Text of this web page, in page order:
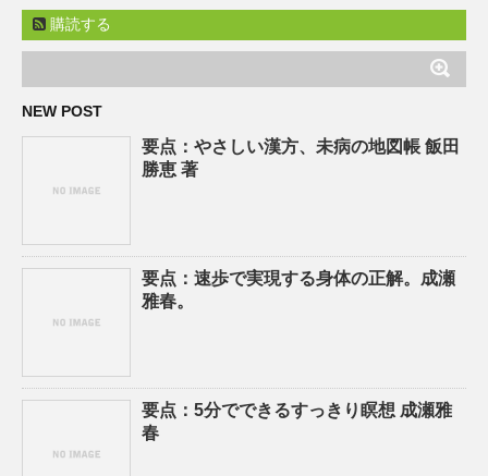
購読する
NEW POST
要点：やさしい漢方、未病の地図帳 飯田
勝恵 著
要点：速歩で実現する身体の正解。成瀬
雅春。
要点：5分でできるすっきり瞑想 成瀬雅
春